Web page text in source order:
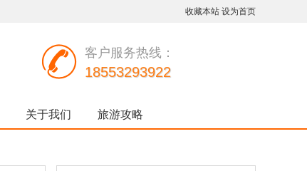
收藏本站 设为首页
客户服务热线：
18553293922
关于我们 旅游攻略